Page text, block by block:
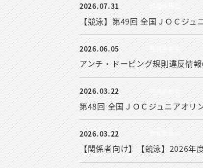
2026.07.31 競技委員会
【競泳】第49回 全国ＪＯＣジュ
2026.06.05 競技委員会
アンチ・ドーピング規則違反情
2026.03.22 競技委員会
第48回 全国ＪＯＣジュニアオ
2026.03.22 競技委員会
【関係者向け】【競泳】2026